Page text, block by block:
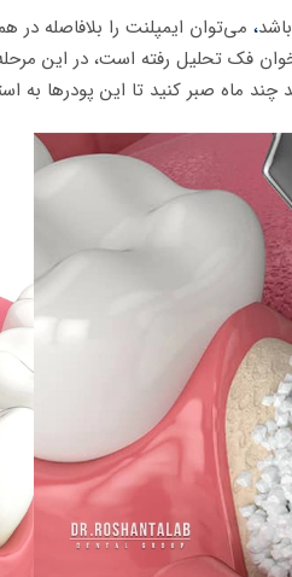
، می‌توان ایمپلنت را بلافاصله
فک تحلیل رفته است، در این
چند ماه صبر کنید تا این پودرها